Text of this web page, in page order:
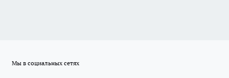
Мы в социальных сетях